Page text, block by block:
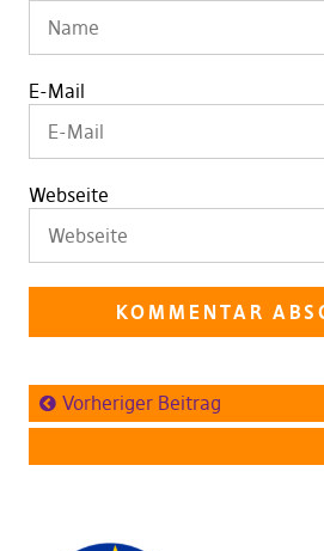
E-Mail
Webseite
Vorheriger Beitrag